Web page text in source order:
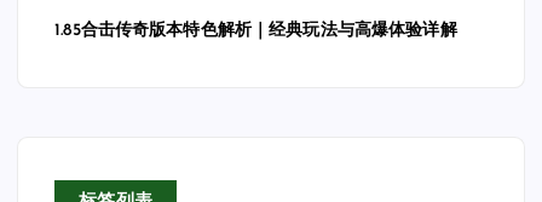
1.85合击传奇版本特色解析｜经典玩法与高爆体验详解